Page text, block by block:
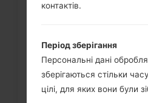
Як видалити усі
контактів.
Період зберігання
Персональні дані
зберігаються стільки
цілі, для яких вони були